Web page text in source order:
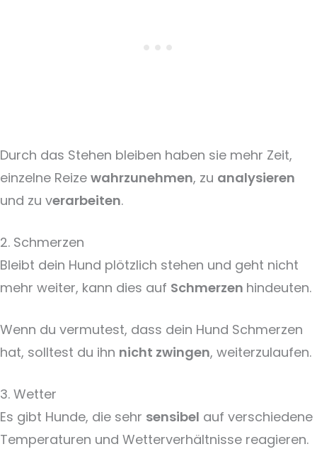
Durch das Stehen bleiben haben sie mehr Zeit,
einzelne Reize wahrzunehmen, zu analysieren
und zu verarbeiten.
2. Schmerzen
Bleibt dein Hund plötzlich stehen und geht nicht
mehr weiter, kann dies auf Schmerzen hindeuten.
Wenn du vermutest, dass dein Hund Schmerzen
hat, solltest du ihn nicht zwingen, weiterzulaufen.
3. Wetter
Es gibt Hunde, die sehr sensibel auf verschiedene
Temperaturen und Wetterverhältnisse reagieren.